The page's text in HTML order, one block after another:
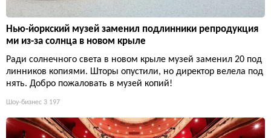
Нью-йоркский музей заменил подлинники репродукция
ми из-за солнца в новом крыле
Ради солнечного света в новом крыле музей заменил 20 под
линников копиями. Шторы опустили, но директор велела под
нять. Добро пожаловать в музей копий!
Шоу-бизнес 3 197